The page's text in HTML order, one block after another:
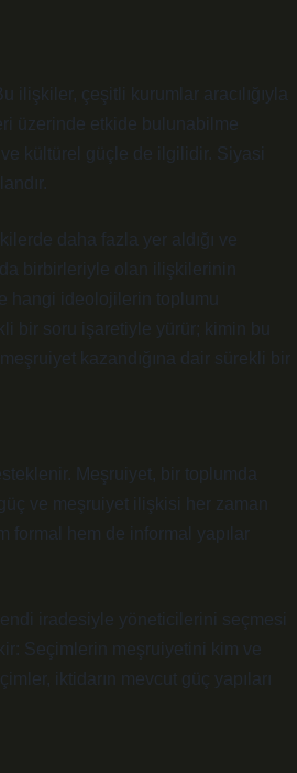
ilişkiler, çeşitli kurumlar aracılığıyla
üzerinde etkide bulunabilme
kültürel güçle de ilgilidir. Siyasi
daha fazla yer aldığı ve
birbirleriyle olan ilişkilerinin
hangi ideolojilerin toplumu
bir soru işaretiyle yürür; kimin bu
kazandığına dair sürekli bir
Meşruiyet, bir toplumda
ve meşruiyet ilişkisi her zaman
formal hem de informal yapılar
iradesiyle yöneticilerini seçmesi
Seçimlerin meşruiyetini kim ve
iktidarın mevcut güç yapıları